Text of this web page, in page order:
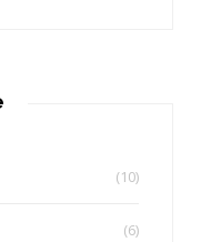
(10)
(6)